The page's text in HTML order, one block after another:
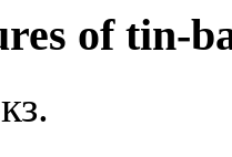
of tin-